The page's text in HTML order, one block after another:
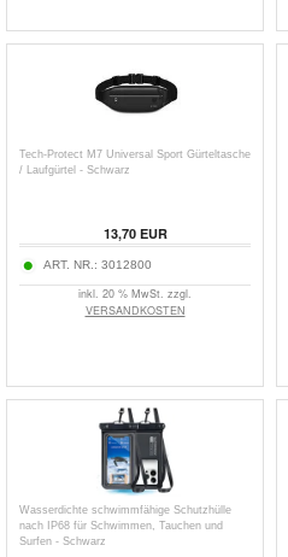
Tech-Protect M7 Universal Sport Gürteltasche
/ Laufgürtel - Schwarz
13,70EUR
ART. NR.: 3012800
inkl. 20 % MwSt. zzgl.
VERSANDKOSTEN
Wasserdichte schwimmfähige Schutzhülle
nach IP68 für Schwimmen, Tauchen und
Surfen - Schwarz